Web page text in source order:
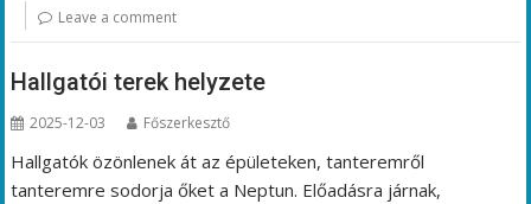
Leave a comment
Hallgatói terek helyzete
2025-12-03 Főszerkesztő
Hallgatók özönlenek át az épületeken, tanteremről
tanteremre sodorja őket a Neptun. Előadásra járnak,